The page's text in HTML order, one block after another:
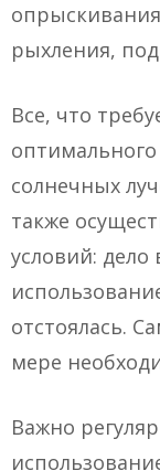
рыхления,
Все, что
солнечных
также
условий: дело
отстоялась.
мере
Важно